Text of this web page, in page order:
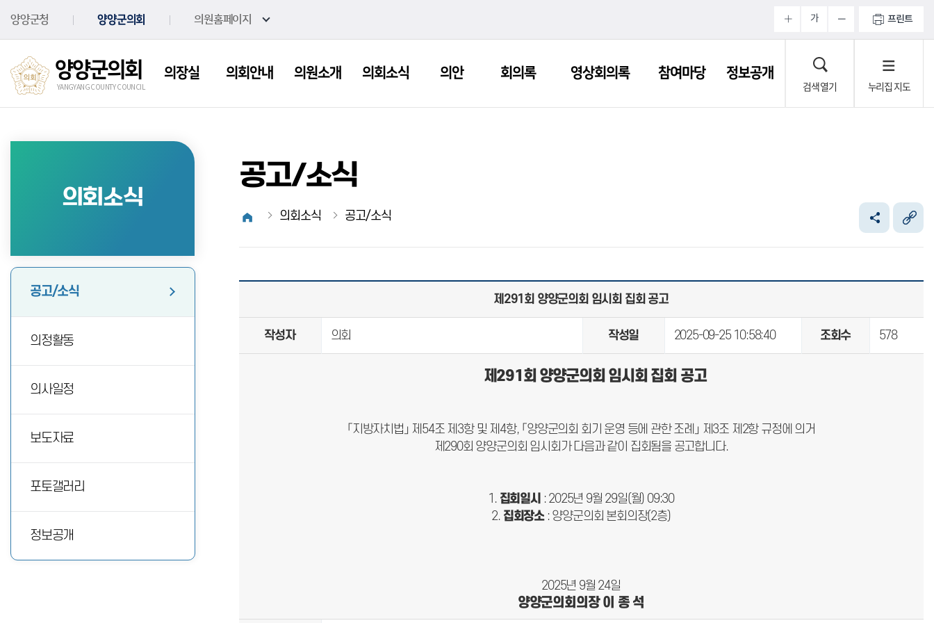
양양군청
양양군의회 의원홈페이지 가 프린트
양양군의회
YANGYANG COUNTY COUNCIL
의장실 의회안내 의원소개 의회소식 의안 회의록 영상회의록 참여마당 정보공개
누리집 지도
검색 열기
의회소식
공고/소식
의정활동
의사일정
보도자료
포토갤러리
정보공개
공고/소식
의회소식 공고/소식
제291회 양양군의회 임시회 집회 공고
작성자 의회 작성일 2025-09-25 10:58:40 조회수 578
제 291 회 양양군의회 임시회 집회 공고
「지방자치법」 제54조 제3항 및 제4항, 「양양군의회 회기 운영 등에 관한 조례」 제3조 제2항 규정에 의거
제290회 양양군의회 임시회가 다음과 같이 집회됨을 공고합니다.
집회일시 : 2025년 9월 29일(월) 09:30
집회장소 : 양양군의회 본회의장(2층)
2025년 9월 24일
양양군의회의장 이 종 석